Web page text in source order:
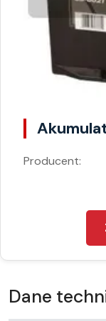
Producent:
Dane